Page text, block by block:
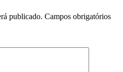
publicado. Campos obrigatórios